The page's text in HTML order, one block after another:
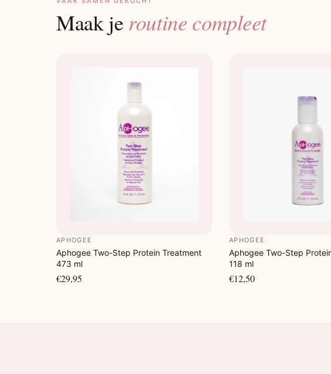
Maak je routine compleet
APHOGEE
Aphogee Two-Step Protein Treatment
473 ml
€29,95
APHOGEE
Aphogee Two-Step
118 ml
€12,50